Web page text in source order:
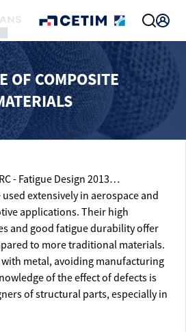
OF COMPOSITE
- Fatigue Design 2013…
extensively in aerospace and
applications. Their high
and good fatigue durability offer
to more traditional materials.
metal, avoiding manufacturing
of the effect of defects is
of structural parts, especially in